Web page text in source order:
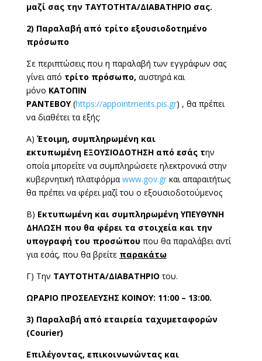
μαζί σας την ΤΑΥΤΟΤΗΤΑ/ΔΙΑΒΑΤΗΡΙΟ σας.
2) Παραλαβή από τρίτο εξουσιοδοτημένο
πρόσωπο
Σε περιπτώσεις που η παραλαβή των εγγράφων σας
γίνει από τρίτο πρόσωπο, αυστηρά και
μόνο ΚΑΤΟΠΙΝ
ΡΑΝΤΕΒΟΥ(https://appointments.pis.gr) , θα πρέπει
να διαθέτει τα εξής:
Α) Έτοιμη, συμπληρωμένη και
εκτυπωμένη ΕΞΟΥΣΙΟΔΟΤΗΣΗ από εσάς την
οποία μπορείτε να συμπληρώσετε ηλεκτρονικά στην
κυβερνητική πλατφόρμα www.gov.grκαι απαραιτήτως
θα πρέπει να φέρει μαζί του ο εξουσιοδοτούμενος
Β) Εκτυπωμένη και συμπληρωμένη ΥΠΕΥΘΥΝΗ
ΔΗΛΩΣΗ που θα φέρει τα στοιχεία και την
υπογραφή του προσώπουπου θα παραλάβει αντί
για εσάς, που θα βρείτε παρακάτω
Γ) Την ΤΑΥΤΟΤΗΤΑ/ΔΙΑΒΑΤΗΡΙΟ του.
ΩΡΑΡΙΟ ΠΡΟΣΕΛΕΥΣΗΣ ΚΟΙΝΟΥ: 11:00 – 13:00.
3) Παραλαβή από εταιρεία ταχυμεταφορών
(Courier)
Επιλέγοντας, επικοινωνώντας και